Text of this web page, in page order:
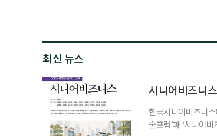
최신 뉴스
시니어비즈니
한국시니어비즈니
술포럼’과 ‘시니어